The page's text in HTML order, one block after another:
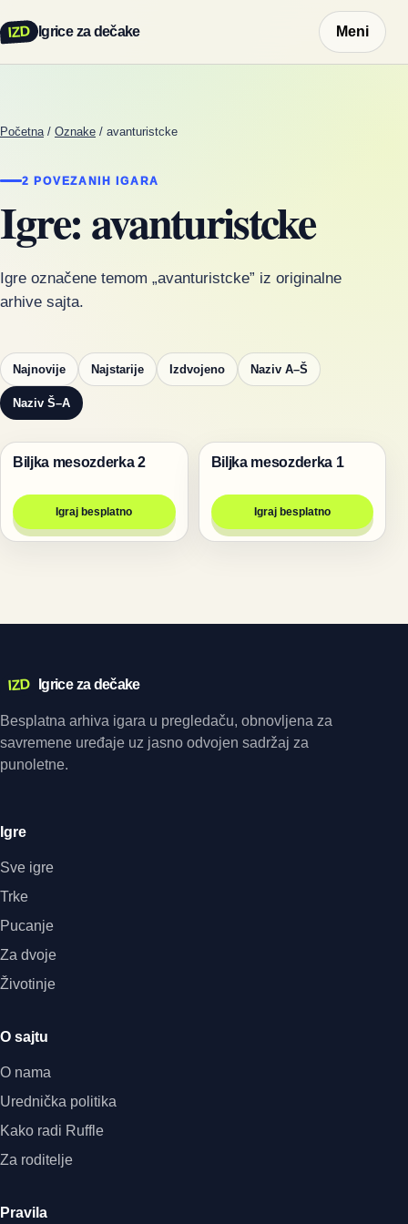
IZD Igrice za dečake Meni
Početna / Oznake / avanturistcke
2 POVEZANIH IGARA
Igre: avanturistcke
Igre označene temom „avanturistcke” iz originalne
arhive sajta.
Najnovije Najstarije Izdvojeno Naziv A–Š
Naziv Š–A
Igre
Biljka mesozderka 2
Igraj besplatno
Igre
Biljka mesozderka 1
Igraj besplatno
IZD Igrice za dečake
Besplatna arhiva igara u pregledaču, obnovljena za
savremene uređaje uz jasno odvojen sadržaj za
punoletne.
Igre
Sve igre
Trke
Pucanje
Za dvoje
Životinje
O sajtu
O nama
Urednička politika
Kako radi Ruffle
Za roditelje
Pravila